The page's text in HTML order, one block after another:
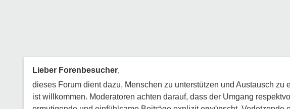
Lieber Forenbesucher,
dieses Forum dient dazu, Menschen zu unterstützen und Austausch
ist willkommen. Moderatoren achten darauf, dass der Umgang